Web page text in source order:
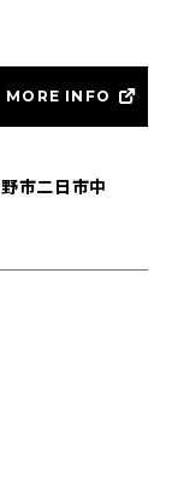
MORE INFO
市二日市中